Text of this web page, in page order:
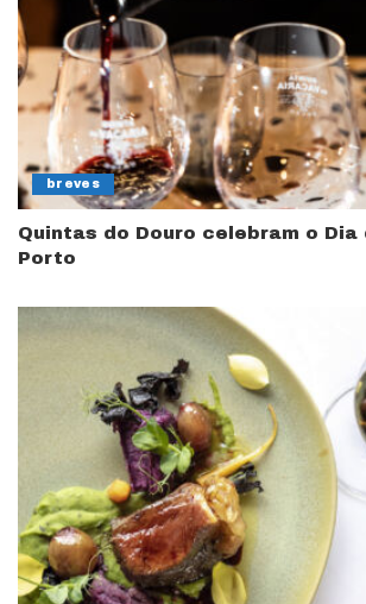
breves
Quintas do Douro celebram o Dia
Porto